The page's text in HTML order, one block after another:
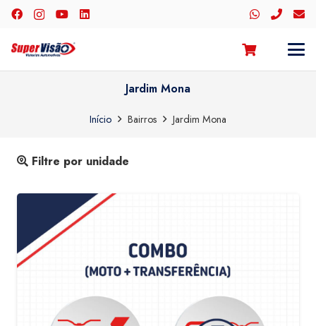
Jardim Mona
Início Bairros Jardim Mona
Filtre por unidade